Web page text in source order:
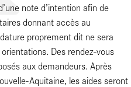
note d’intention afin de
donnant accès au
proprement dit ne sera
Des rendez-vous
aux demandeurs. Après
Aquitaine, les aides seront